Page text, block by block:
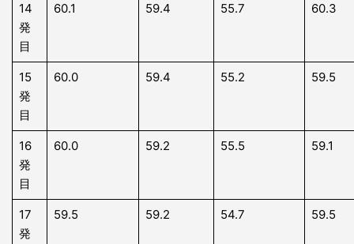
14
発
目
60.1 59.4 55.7 60.3
15
発
目
60.0 59.4 55.2 59.5
16
発
目
60.0 59.2 55.5 59.1
17
発
59.5 59.2 54.7 59.5